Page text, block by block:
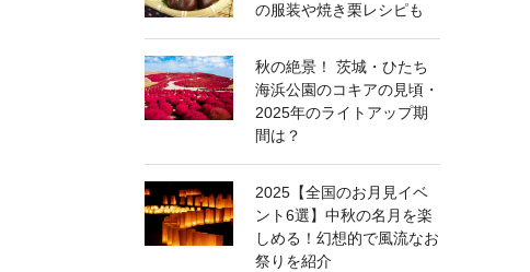
の服装や焼き栗レシピも
秋の絶景！ 茨城・ひたち
海浜公園のコキアの見頃・
2025年のライトアップ期
間は？
2025【全国のお月見イベ
ント6選】中秋の名月を楽
しめる！幻想的で風流なお
祭りを紹介